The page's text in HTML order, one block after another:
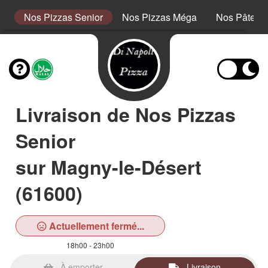
Nos Pizzas Senior Nos Pizzas Méga Nos Pâtes
Livraison de Nos Pizzas
Senior
sur Magny-le-Désert
(61600)
Actuellement fermé...
18h00 - 23h00